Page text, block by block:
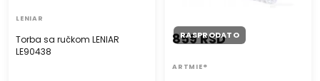
Torba sa ručkom LENIAR
LE90438
LENIAR
RASPRODATO
859 RSD
ARTMIE®